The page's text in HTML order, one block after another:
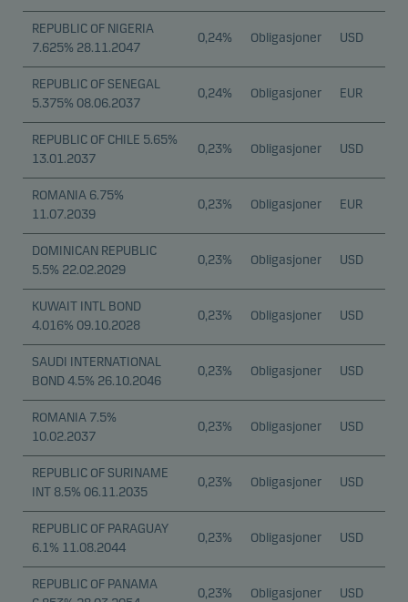
REPUBLIC OF NIGERIA
7.625% 28.11.2047
0,24% Obligasjoner USD
REPUBLIC OF SENEGAL
5.375% 08.06.2037
0,24% Obligasjoner EUR
REPUBLIC OF CHILE 5.65%
13.01.2037
0,23% Obligasjoner USD
ROMANIA 6.75%
11.07.2039
0,23% Obligasjoner EUR
DOMINICAN REPUBLIC
5.5% 22.02.2029
0,23% Obligasjoner USD
KUWAIT INTL BOND
4.016% 09.10.2028
0,23% Obligasjoner USD
SAUDI INTERNATIONAL
BOND 4.5% 26.10.2046
0,23% Obligasjoner USD
ROMANIA 7.5%
10.02.2037
0,23% Obligasjoner USD
REPUBLIC OF SURINAME
INT 8.5% 06.11.2035
0,23% Obligasjoner USD
REPUBLIC OF PARAGUAY
6.1% 11.08.2044
0,23% Obligasjoner USD
REPUBLIC OF PANAMA
0,23% Obligasjoner USD
hjemmesiden. Nettsiden fungerer ikke optimalt uten
disse informasjonskapslene, og du kan ikke avvise
disse når du bruker nettstedet vårt.
Funksjonelle
Funksjonelle (eller såkalte "preferanse"-)
informasjonskapsler gjør at vår hjemmeside husker
dine valg av innstillinger som påvirker måten siden
vises på. Du kan avvise disse informasjonskapslene i
informasjonskapselfanen.
Statistiske
Disse informasjonskapslene bruker vi til å spore
atferden til våre besøkende på et aggregert nivå for
å måle og optimalisere funksjonaliteten til nettstedet
vårt. For eksempel hvordan besøkende bruker siden
vår, hvilken region de er fra og hvilke funksjoner ser
er på. Du kan avvise disse informasjonskapslene i
informasjonskapselfanen.
Markedsføring
Disse informasjonskapslene gjør det mulig for oss å
identifisere deg (enheten din) og profilen din for å gi
deg relevant innhold.